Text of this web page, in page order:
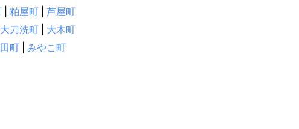
粕屋町
芦屋町
大刀洗町
大木町
町
みやこ町